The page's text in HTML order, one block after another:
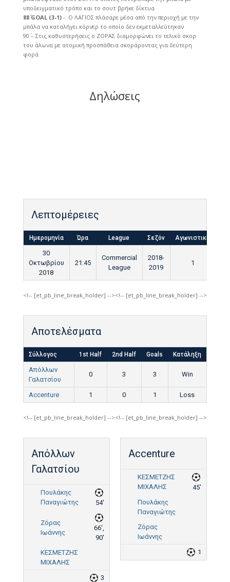
υποδειγματικό τρόπο και το σουτ βρήκε δίκτυα
88΄ GOAL (3-1)-. Ο ΛΑΓΙΟΣ πλάσαρε μέσα από την περιοχή με την
μπάλα να καταλήγει κόρνερ το οποίο δεν εκμεταλλεύτηκαν
90΄ – Στις καθυστερήσεις ο ΖΟΡΑΣ διαμορφώνει το τελικό σκορ
του άλωνα με ατομική προσπάθεια σκοράροντας για δεύτερη
φορά
Δηλώσεις
Λεπτομέρειες
Ημερομηνία Ώρα League Σεζόν Αγωνιστική
30
Οκτωβρίου
2018
21:45
Commercial
League
2018-
2019
1
<!-- [et_pb_line_break_holder] --><!-- [et_pb_line_break_holder] -->
Αποτελέσματα
Σύλλογος 1st Half 2nd Half Goals Κατάληξη
Απόλλων
Γαλατσίου
0 3 3 Win
Accenture 1 0 1 Loss
<!-- [et_pb_line_break_holder] --><!-- [et_pb_line_break_holder] -->
Απόλλων
Γαλατσίου
Πουλάκης
Παναγιώτης
54'
Ζόρας
Ιωάννης
66',
90'
ΚΕΣΜΕΤΖΗΣ
ΜΙΧΑΛΗΣ
3
Accenture
ΚΕΣΜΕΤΖΗΣ
ΜΙΧΑΛΗΣ
45'
Πουλάκης
Παναγιώτης
Ζόρας
Ιωάννης
1